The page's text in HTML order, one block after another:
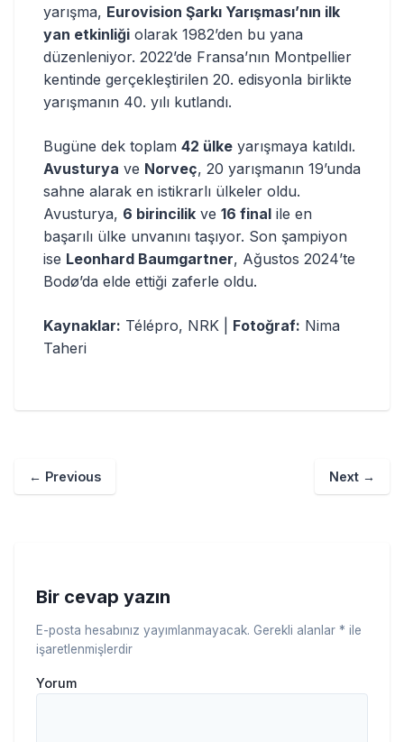
yarışma, Eurovision Şarkı Yarışması’nın ilk
yan etkinliği olarak 1982’den bu yana
düzenleniyor. 2022’de Fransa’nın Montpellier
kentinde gerçekleştirilen 20. edisyonla birlikte
yarışmanın 40. yılı kutlandı.
Bugüne dek toplam 42 ülke yarışmaya katıldı.
Avusturya ve Norveç, 20 yarışmanın 19’unda
sahne alarak en istikrarlı ülkeler oldu.
Avusturya, 6 birincilik ve 16 final ile en
başarılı ülke unvanını taşıyor. Son şampiyon
ise Leonhard Baumgartner, Ağustos 2024’te
Bodø’da elde ettiği zaferle oldu.
Kaynaklar: Télépro, NRK | Fotoğraf: Nima
Taheri
← Previous Next →
Bir cevap yazın
E-posta hesabınız yayımlanmayacak. Gerekli alanlar * ile
işaretlenmişlerdir
Yorum